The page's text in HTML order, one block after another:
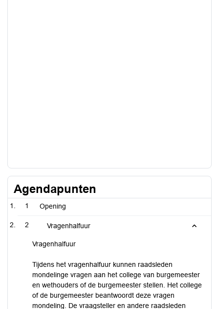
Agendapunten
1 Opening
2 Vragenhalfuur
Vragenhalfuur
Tijdens het vragenhalfuur kunnen raadsleden
mondelinge vragen aan het college van burgemeester
en wethouders of de burgemeester stellen. Het college
of de burgemeester beantwoordt deze vragen
mondeling. De vraagsteller en andere raadsleden